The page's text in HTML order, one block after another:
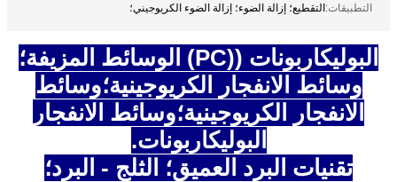
التطبيقات:التقطيع؛ إزالة الضوء؛ إزالة الضوء الكريوجيني؛
البوليكاربونات ((PC) الوسائط المزيفة؛
وسائط الانفجار الكريوجينية؛وسائط
الانفجار الكريوجينية؛وسائط الانفجار
البوليكاربونات.
تقنيات البرد العميق؛ الثلج - البرد؛